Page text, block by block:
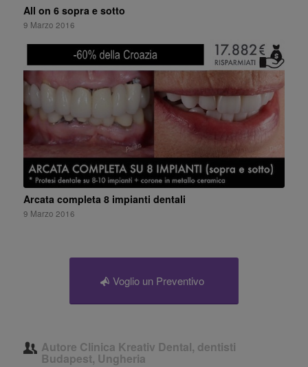
All on 6 sopra e sotto
9 Marzo 2016
Arcata completa 8 impianti dentali
9 Marzo 2016
Voglio un Preventivo
Autore Clinica Kreativ Dental, dentisti
Budapest, Ungheria